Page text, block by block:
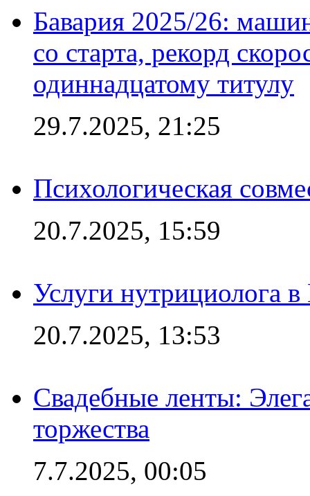
Бавария 2025/26:
со старта, рекорд
одиннадцатому титулу
29.7.2025, 21:25
Психологическая
20.7.2025, 15:59
Услуги нутрициолога
20.7.2025, 13:53
Свадебные ленты:
торжества
7.7.2025, 00:05